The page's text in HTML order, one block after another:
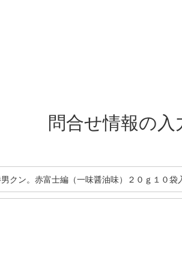
問合せ情報の入
クン。赤富士編（一味醤油味）２０ｇ１０袋